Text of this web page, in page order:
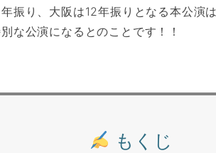
振り、大阪は12年振りとなる本公演
な公演になるとのことです！！
もくじ